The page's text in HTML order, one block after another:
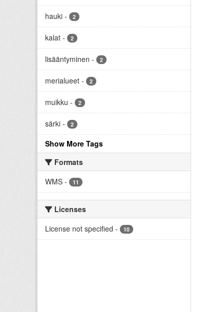
hauki - 2
kalat - 2
lisääntyminen - 2
merialueet - 2
muikku - 2
särki - 2
Show More Tags
Formats
WMS - 11
Licenses
License not specified - 10